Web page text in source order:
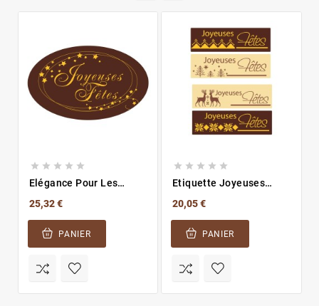
    
Elégance Pour Les
25,32 €
PANIER
    
Etiquette Joyeuses
20,05 €
PANIER